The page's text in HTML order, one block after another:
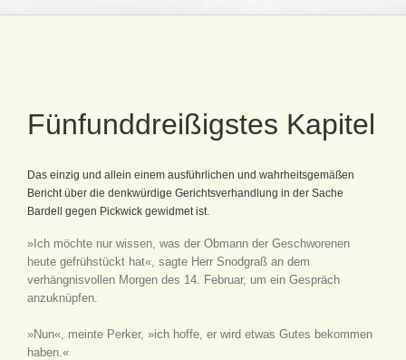
Fünfunddreißigstes Kapitel
Das einzig und allein einem ausführlichen und wahrheitsgemäßen
Bericht über die denkwürdige Gerichtsverhandlung in der Sache
Bardell gegen Pickwick gewidmet ist.
»Ich möchte nur wissen, was der Obmann der Geschworenen
heute gefrühstückt hat«, sagte Herr Snodgraß an dem
verhängnisvollen Morgen des 14. Februar, um ein Gespräch
anzuknüpfen.
»Nun«, meinte Perker, »ich hoffe, er wird etwas Gutes bekommen
haben.«